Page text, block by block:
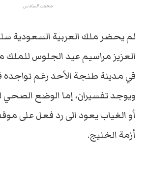
محمد السادس
لم يحضر ملك العربية السعودية
العزيز مراسيم عيد الجلوس
في مدينة طنجة الأحد رغم تواجده
ويوجد تفسيران، إما الوضع الصحي
أو الغياب يعود الى رد فعل على
أزمة الخليج.